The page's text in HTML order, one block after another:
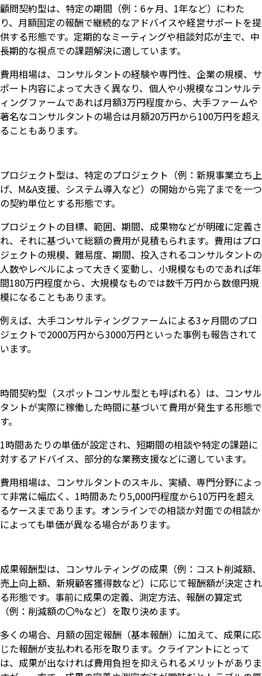
顧問契約型は、特定の期間（例：6ヶ月、1年など）にわた
り、月額固定の報酬で継続的なアドバイスや経営サポートを提
供する形態です。定期的なミーティングや相談対応が主で、中
長期的な視点での課題解決に適しています。
費用相場は、コンサルタントの経験や専門性、企業の規模、サ
ポート内容によって大きく異なり、個人や小規模なコンサルテ
ィングファームであれば月額3万円程度から、大手ファームや
著名なコンサルタントの場合は月額20万円から100万円を超え
ることもあります。
プロジェクト型は、特定のプロジェクト（例：新規事業立ち上
げ、M&A支援、システム導入など）の開始から完了までを一つ
の契約単位とする形態です。
プロジェクトの目標、範囲、期間、成果物などが明確に定義さ
れ、それに基づいて総額の費用が見積もられます。費用はプロ
ジェクトの規模、難易度、期間、投入されるコンサルタントの
人数やレベルによって大きく変動し、小規模なものであれば年
間180万円程度から、大規模なものでは数千万円から数億円規
模になることもあります。
例えば、大手コンサルティングファームによる3ヶ月間のプロ
ジェクトで2000万円から3000万円といった事例も報告されて
います。
時間契約型（スポットコンサル型とも呼ばれる）は、コンサル
タントが実際に稼働した時間に基づいて費用が発生する形態で
す。
1時間あたりの単価が設定され、短期間の相談や特定の課題に
対するアドバイス、部分的な業務支援などに適しています。
費用相場は、コンサルタントのスキル、実績、専門分野によっ
て非常に幅広く、1時間あたり5,000円程度から10万円を超え
るケースまであります。オンラインでの相談か対面での相談か
によっても単価が異なる場合があります。
成果報酬型は、コンサルティングの成果（例：コスト削減額、
売上向上額、新規顧客獲得数など）に応じて報酬額が決定され
る形態です。事前に成果の定義、測定方法、報酬の算定式
（例：削減額の〇%など）を取り決めます。
多くの場合、月額の固定報酬（基本報酬）に加えて、成果に応
じた報酬が支払われる形を取ります。クライアントにとって
は、成果が出なければ費用負担を抑えられるメリットがありま